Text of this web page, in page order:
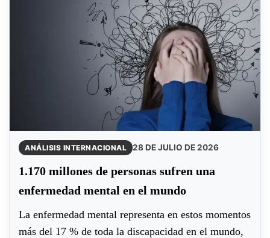
ANÁLISIS INTERNACIONAL 28 DE JULIO DE 2026
1.170 millones de personas sufren una
enfermedad mental en el mundo
La enfermedad mental representa en estos momentos
más del 17 % de toda la discapacidad en el mundo,